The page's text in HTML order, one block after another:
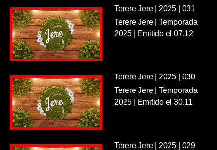
Terere Jere | 2025 | 031
Terere Jere | Temporada
2025 | Emitido el 07.12
Terere Jere | 2025 | 030
Terere Jere | Temporada
2025 | Emitido el 30.11
Terere Jere | 2025 | 029